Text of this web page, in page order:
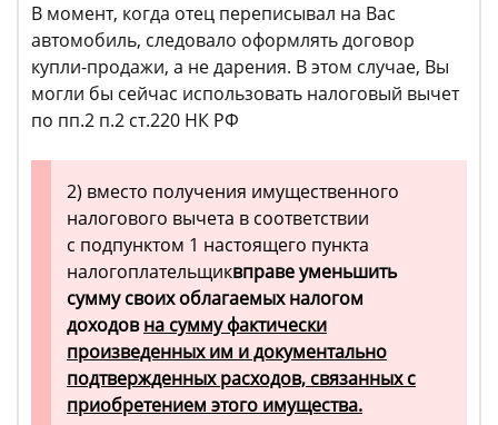
В момент, когда отец переписывал на Вас
автомобиль, следовало оформлять договор
купли-продажи, а не дарения. В этом случае, Вы
могли бы сейчас использовать налоговый вычет
по пп.2 п.2 ст.220 НК РФ
2) вместо получения имущественного
налогового вычета в соответствии
с подпунктом 1 настоящего пункта
налогоплательщиквправе уменьшить
сумму своих облагаемых налогом
доходовна сумму фактически
произведенных им и документально
подтвержденных расходов, связанных с
приобретением этого имущества.